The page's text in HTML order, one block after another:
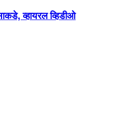
व्हायरल व्हिडीओ